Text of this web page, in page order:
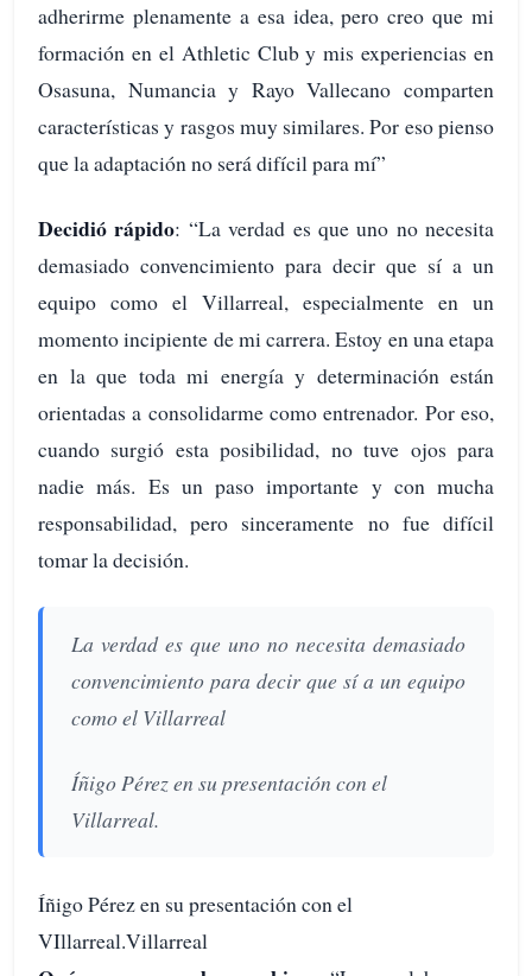
adherirme plenamente a esa idea, pero creo que mi
formación en el Athletic Club y mis experiencias en
Osasuna, Numancia y Rayo Vallecano comparten
características y rasgos muy similares. Por eso pienso
que la adaptación no será difícil para mí”
Decidió rápido: “La verdad es que uno no necesita
demasiado convencimiento para decir que sí a un
equipo como el Villarreal, especialmente en un
momento incipiente de mi carrera. Estoy en una etapa
en la que toda mi energía y determinación están
orientadas a consolidarme como entrenador. Por eso,
cuando surgió esta posibilidad, no tuve ojos para
nadie más. Es un paso importante y con mucha
responsabilidad, pero sinceramente no fue difícil
tomar la decisión.
La verdad es que uno no necesita demasiado
convencimiento para decir que sí a un equipo
como el Villarreal
Íñigo Pérez en su presentación con el
Villarreal.
Íñigo Pérez en su presentación con el
VIllarreal.Villarreal